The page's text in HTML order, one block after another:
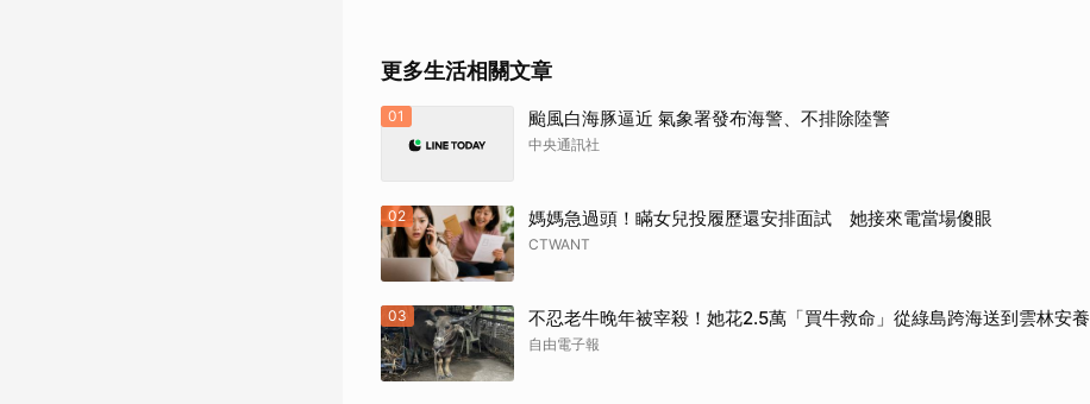
更多生活相關文章
01 颱風白海豚逼近 氣象署發布海警、不排除陸警
中央通訊社
02 媽媽急過頭！瞞女兒投履歷還安排面試 她接來電當場傻眼
CTWANT
03 不忍老牛晚年被宰殺！她花2.5萬「買牛救命」從綠島跨海送到雲林安養
自由電子報